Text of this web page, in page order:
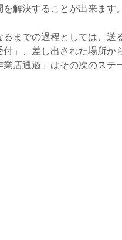
解決することが出来ます。
までの過程としては、送
」、差し出された場所か
店通過」はその次のステ